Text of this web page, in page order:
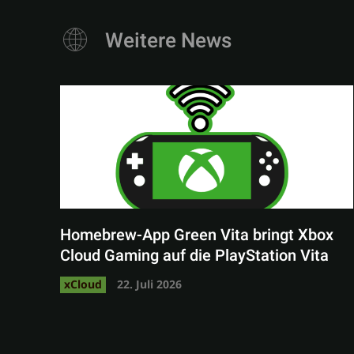
Weitere News
Homebrew-App Green Vita bringt Xbox
Cloud Gaming auf die PlayStation Vita
xCloud 22. Juli 2026